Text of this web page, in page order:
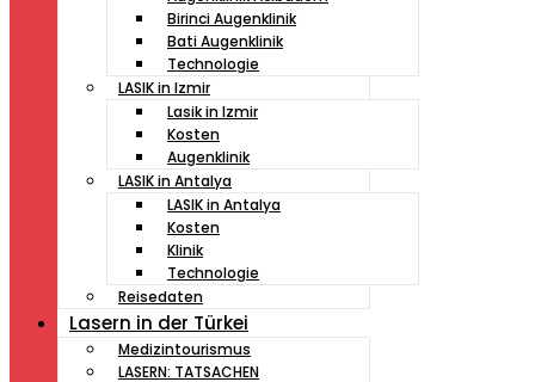
Birinci Augenklinik
Bati Augenklinik
Technologie
LASIK in Izmir
Lasik in Izmir
Kosten
Augenklinik
LASIK in Antalya
LASIK in Antalya
Kosten
Klinik
Technologie
Reisedaten
Lasern in der Türkei
Medizintourismus
LASERN: TATSACHEN